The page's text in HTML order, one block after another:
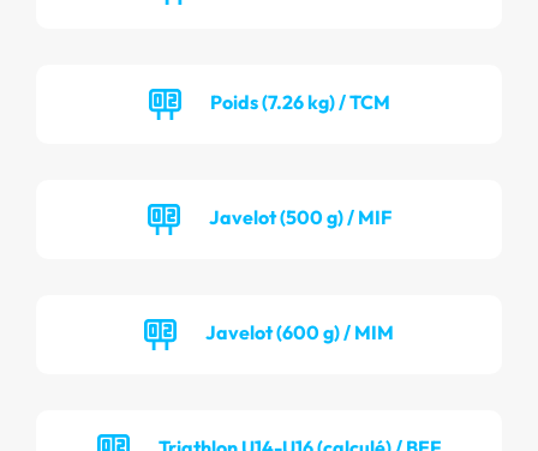
Poids (7.26 kg) / TCM
Javelot (500 g) / MIF
Javelot (600 g) / MIM